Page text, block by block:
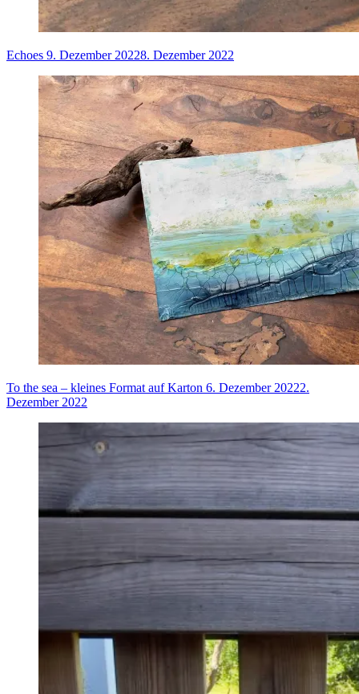
Echoes 9. Dezember 20228. Dezember 2022
To the sea – kleines Format auf Karton 6. Dezember 20222.
Dezember 2022